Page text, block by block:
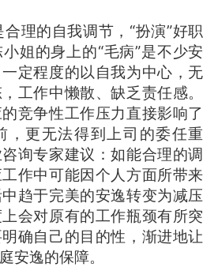
理的自我调节，“扮演”好职
姐的身上的“毛病”是不少安
定程度的以自我为中心，无
工作中懒散、缺乏责任感。
竞争性工作压力直接影响了
，更无法得到上司的委任重
询专家建议：如能合理的调
作中可能因个人方面所带来
趋于完美的安逸转变为减压
会对原有的工作瓶颈有所突
确自己的目的性，渐进地让
安逸的保障。